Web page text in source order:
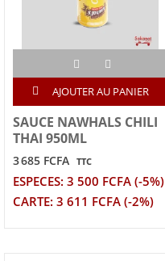
AJOUTER AU PANIER
SAUCE NAWHALS CHILI
THAI 950ML
3 685 FCFA TTC
ESPECES: 3 500 FCFA (-5%)
CARTE: 3 611 FCFA (-2%)